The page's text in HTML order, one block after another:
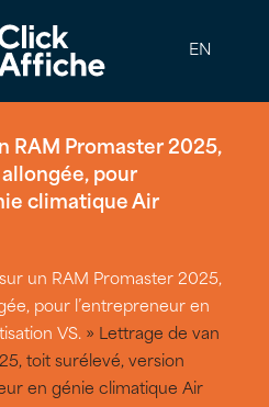
EN
RAM Promaster 2025,
pour
climatique Air
un RAM Promaster 2025,
pour l’entrepreneur en
VS. » Lettrage de van
toit surélevé, version
en génie climatique Air